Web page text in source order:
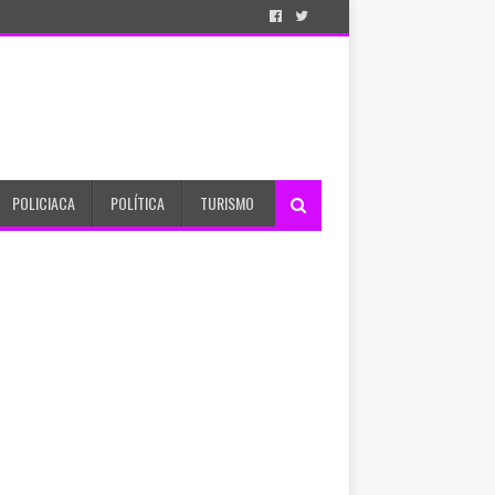
POLICIACA POLÍTICA TURISMO